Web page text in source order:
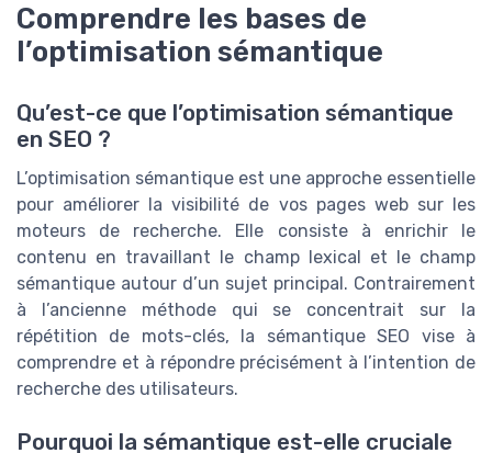
Comprendre les bases de
l’optimisation sémantique
Qu’est-ce que l’optimisation sémantique
en SEO ?
L’optimisation sémantique est une approche essentielle
pour améliorer la visibilité de vos pages web sur les
moteurs de recherche. Elle consiste à enrichir le
contenu en travaillant le champ lexical et le champ
sémantique autour d’un sujet principal. Contrairement
à l’ancienne méthode qui se concentrait sur la
répétition de mots-clés, la sémantique SEO vise à
comprendre et à répondre précisément à l’intention de
recherche des utilisateurs.
Pourquoi la sémantique est-elle cruciale